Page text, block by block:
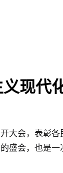
现代
会，表彰
盛会，也是